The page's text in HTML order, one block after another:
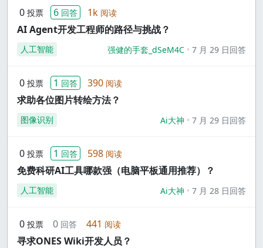
0 投票 6 回答 1k 阅读
AI Agent开发工程师的路径与挑战？
人工智能 强健的手套_dSeM4C 7 月 29 日回答
0 投票 1 回答 390 阅读
求助各位图片转绘方法？
图像识别 Ai大神 7 月 29 日回答
0 投票 1 回答 598 阅读
免费科研AI工具哪款强（电脑平板通用推荐）？
人工智能 Ai大神 7 月 28 日回答
0 投票 0 回答 441 阅读
寻求ONES Wiki开发人员？